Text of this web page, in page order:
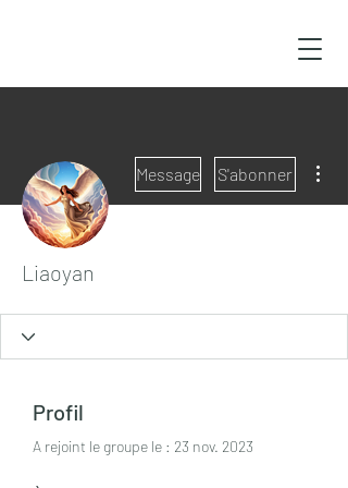
Message S'abonner
Liaoyan
Profil
A rejoint le groupe le : 23 nov. 2023